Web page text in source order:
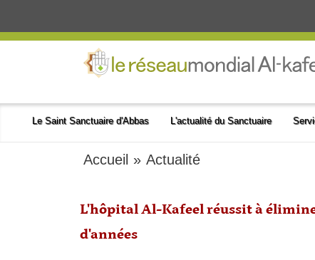
Le Saint Sanctuaire d'Abbas L'actualité du Sanctuaire
Accueil »Actualité
L'hôpital Al-Kafeel réussit à
d'années